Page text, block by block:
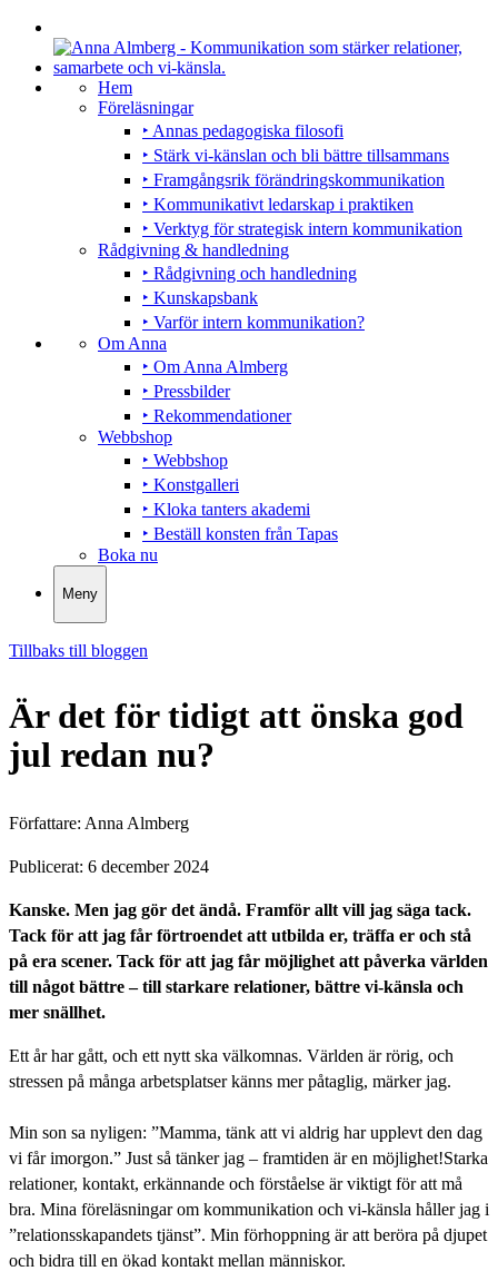
Hem
Föreläsningar
‣ Annas pedagogiska filosofi
‣ Stärk vi-känslan och bli bättre tillsammans
‣ Framgångsrik förändringskommunikation
‣ Kommunikativt ledarskap i praktiken
‣ Verktyg för strategisk intern kommunikation
Rådgivning & handledning
‣ Rådgivning och handledning
‣ Kunskapsbank
‣ Varför intern kommunikation?
Om Anna
‣ Om Anna Almberg
‣ Pressbilder
‣ Rekommendationer
Webbshop
‣ Webbshop
‣ Konstgalleri
‣ Kloka tanters akademi
‣ Beställ konsten från Tapas
Boka nu
Meny
Tillbaks till bloggen
Är det för tidigt att önska god
jul redan nu?
Författare: Anna Almberg
Publicerat: 6 december 2024
Kanske. Men jag gör det ändå. Framför allt vill jag säga tack.
Tack för att jag får förtroendet att utbilda er, träffa er och stå
på era scener. Tack för att jag får möjlighet att påverka världen
till något bättre – till starkare relationer, bättre vi-känsla och
mer snällhet.
Ett år har gått, och ett nytt ska välkomnas. Världen är rörig, och
stressen på många arbetsplatser känns mer påtaglig, märker jag.
Min son sa nyligen: ”Mamma, tänk att vi aldrig har upplevt den dag
vi får imorgon.” Just så tänker jag – framtiden är en möjlighet!Starka
relationer, kontakt, erkännande och förståelse är viktigt för att må
bra. Mina föreläsningar om kommunikation och vi-känsla håller jag i
”relationsskapandets tjänst”. Min förhoppning är att beröra på djupet
och bidra till en ökad kontakt mellan människor.